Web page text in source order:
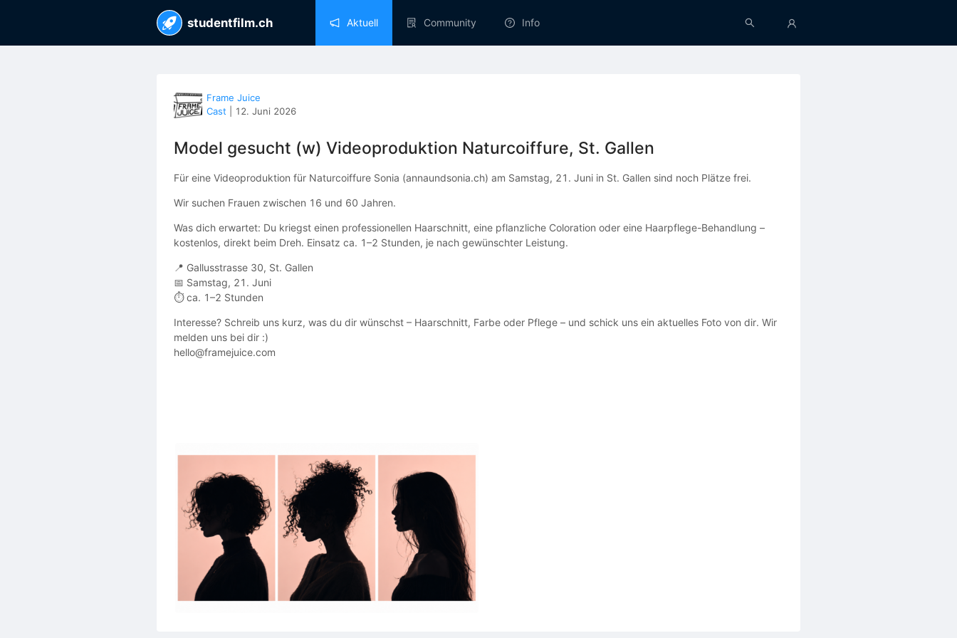
studentfilm.ch Aktuell Community Info
Frame Juice
Cast
12. Juni 2026
Model gesucht (w) Videoproduktion Naturcoiffure, St. Gallen
Für eine Videoproduktion für Naturcoiffure Sonia (annaundsonia.ch) am Samstag, 21. Juni in St. Gallen sind noch Plätze frei.
Wir suchen Frauen zwischen 16 und 60 Jahren.
Was dich erwartet: Du kriegst einen professionellen Haarschnitt, eine pflanzliche Coloration oder eine Haarpflege-Behandlung –
kostenlos, direkt beim Dreh. Einsatz ca. 1–2 Stunden, je nach gewünschter Leistung.
📍 Gallusstrasse 30, St. Gallen
📅 Samstag, 21. Juni
⏱ ca. 1–2 Stunden
Interesse? Schreib uns kurz, was du dir wünschst – Haarschnitt, Farbe oder Pflege – und schick uns ein aktuelles Foto von dir. Wir
melden uns bei dir :)
hello@framejuice.com